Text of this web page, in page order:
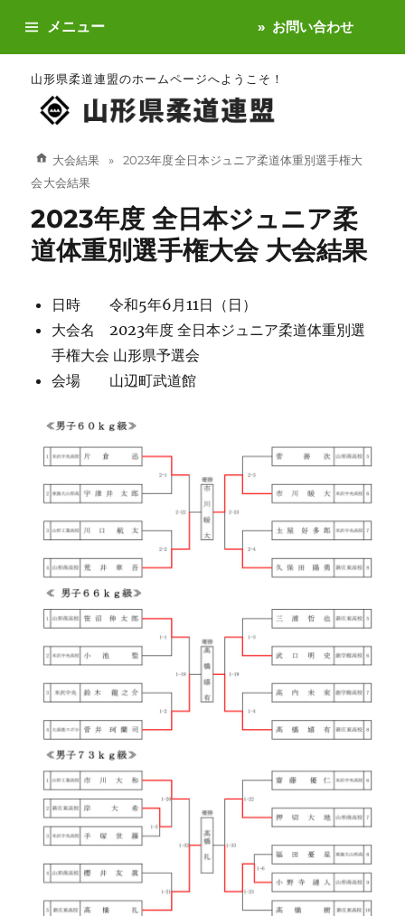
山形県柔道連盟のホームページへようこそ！
メニュー お問い合わせ
大会結果
2023年度 全日本ジュニア柔道体重別選手権大
会 大会結果
2023年度 全日本ジュニア柔
道体重別選手権大会 大会結果
日時 令和5年6月11日（日）
大会名 2023年度 全日本ジュニア柔道体重別選
手権大会 山形県予選会
会場 山辺町武道館